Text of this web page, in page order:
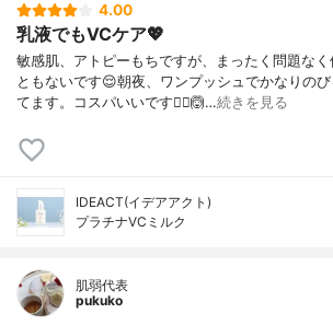
4.00
乳液でもVCケア💖
敏感肌、アトピーもちですが、まったく問題な
ともないです😌朝夜、ワンプッシュでかなりの
てます。コスパいいです🙆‍♀️🙆…続きを見る
IDEACT(イデアアクト)
プラチナVCミルク
肌弱代表
pukuko